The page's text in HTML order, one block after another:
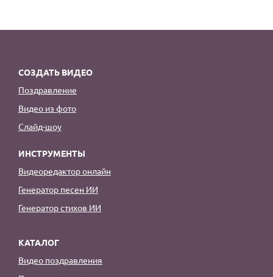
СОЗДАТЬ ВИДЕО
Поздравление
Видео из фото
Слайд-шоу
ИНСТРУМЕНТЫ
Видеоредактор онлайн
Генератор песен ИИ
Генератор стихов ИИ
КАТАЛОГ
Видео поздравления